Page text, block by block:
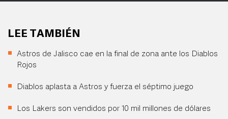
LEE TAMBIÉN
Astros de Jalisco cae en la final de zona ante los Diablos
Rojos
Diablos aplasta a Astros y fuerza el séptimo juego
Los Lakers son vendidos por 10 mil millones de dólares